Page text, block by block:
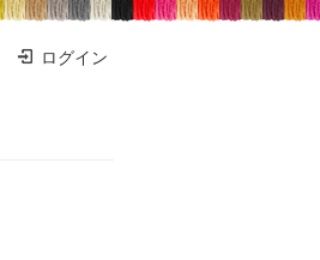
ログイン